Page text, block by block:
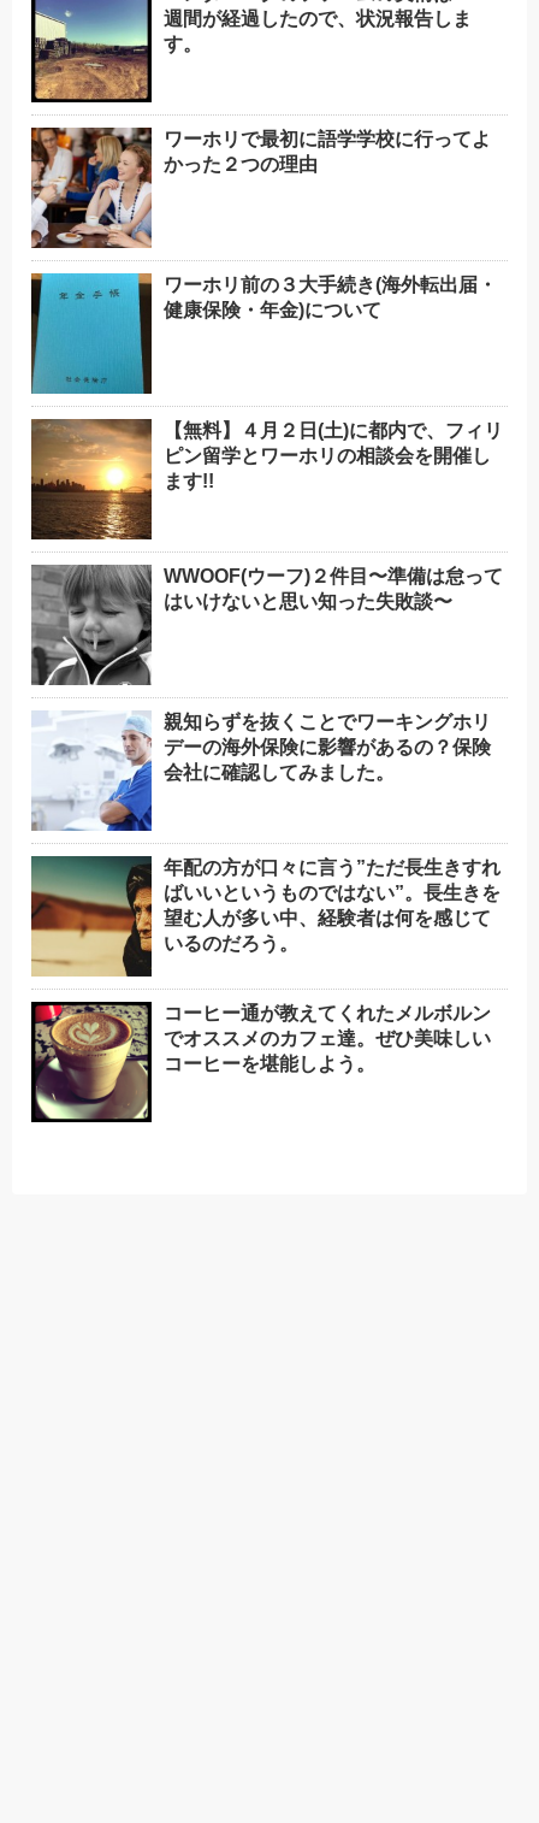
週間が経過したので、状況報告しま
す。
ワーホリで最初に語学学校に行ってよ
かった２つの理由
ワーホリ前の３大手続き(海外転出届・
健康保険・年金)について
【無料】４月２日(土)に都内で、フィリ
ピン留学とワーホリの相談会を開催し
ます!!
WWOOF(ウーフ)２件目〜準備は怠って
はいけないと思い知った失敗談〜
親知らずを抜くことでワーキングホリ
デーの海外保険に影響があるの？保険
会社に確認してみました。
年配の方が口々に言う”ただ長生きすれ
ばいいというものではない”。長生きを
望む人が多い中、経験者は何を感じて
いるのだろう。
コーヒー通が教えてくれたメルボルン
でオススメのカフェ達。ぜひ美味しい
コーヒーを堪能しよう。